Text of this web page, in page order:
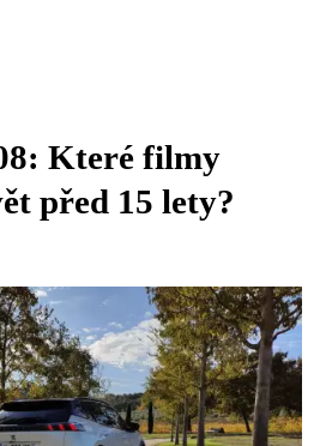
Které filmy
před 15 lety?